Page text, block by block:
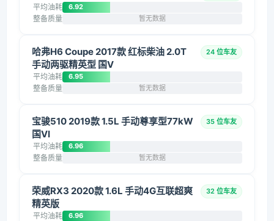
平均油耗 6.92
整备质量 暂无数据
哈弗H6 Coupe 2017款 红标柴油 2.0T
手动两驱精英型 国V
24 位车友
平均油耗 6.95
整备质量 暂无数据
宝骏510 2019款 1.5L 手动尊享型77kW
国VI
35 位车友
平均油耗 6.96
整备质量 暂无数据
荣威RX3 2020款 1.6L 手动4G互联超爽
精英版
32 位车友
平均油耗 6.96